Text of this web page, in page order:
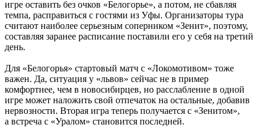
игре оставить без очков «Белогорье», а потом, не сбавляя
темпа, расправиться с гостями из Уфы. Организаторы тура
считают наиболее серьезным соперником «Зенит», поэтому,
составляя заранее расписание поставили его у себя на третий
день.
Для «Белогорья» стартовый матч с «Локомотивом» тоже
важен. Да, ситуация у «львов» сейчас не в пример
комфортнее, чем в новосибирцев, но расслабление в одной
игре может наложить свой отпечаток на остальные, добавив
нервозности. Вторая игра теперь получается с «Зенитом»,
а встреча с «Уралом» становится последней.